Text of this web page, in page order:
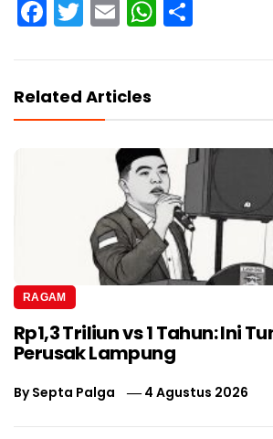
Facebook
Twitter
Email
Related Articles
RAGAM
Rp1,3 Triliun vs 1 Tahun: Ini
Perusak Lampung
BySepta Palga 4 Agustus 2026